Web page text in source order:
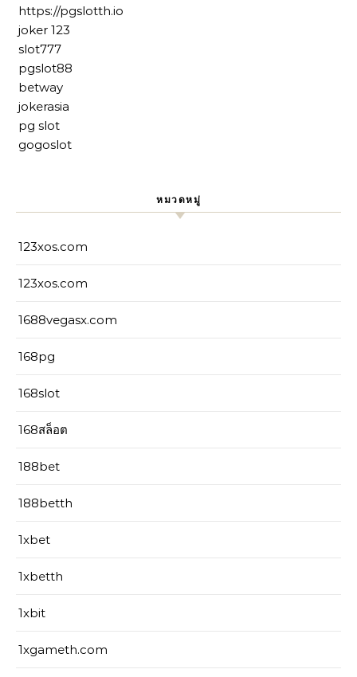
https://pgslotth.io
joker 123
slot777
pgslot88
betway
jokerasia
pg slot
gogoslot
หมวดหมู่
123xos.com
123xos.com
1688vegasx.com
168pg
168slot
168สล็อต
188bet
188betth
1xbet
1xbetth
1xbit
1xgameth.com